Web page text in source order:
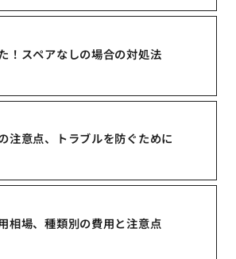
！スペアなしの場合の対処法
注意点、トラブルを防ぐために
相場、種類別の費用と注意点